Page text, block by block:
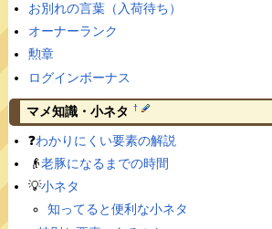
お別れの言葉（入荷待ち）
オーナーランク
勲章
ログインボーナス
マメ知識・小ネタ †
❓わかりにくい要素の解説
👴老豚になるまでの時間
💡小ネタ
知ってると便利な小ネタ